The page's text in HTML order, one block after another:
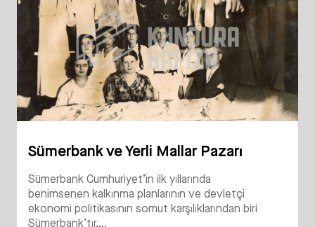
Sümerbank ve Yerli Mallar Pazarı
Sümerbank Cumhuriyet’in ilk yıllarında
benimsenen kalkınma planlarının ve devletçi
ekonomi politikasının somut karşılıklarından biri
Sümerbank’tır....